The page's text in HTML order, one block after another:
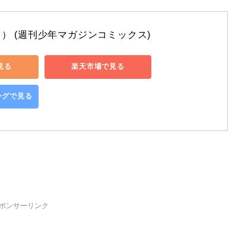
(週刊少年マガジンコミックス)
る 楽天市場で見る
で見る
ンサーリンク